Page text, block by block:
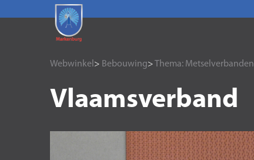
Webwinkel > Bebouwing> Thema: Metselverbanden
Vlaamsverband